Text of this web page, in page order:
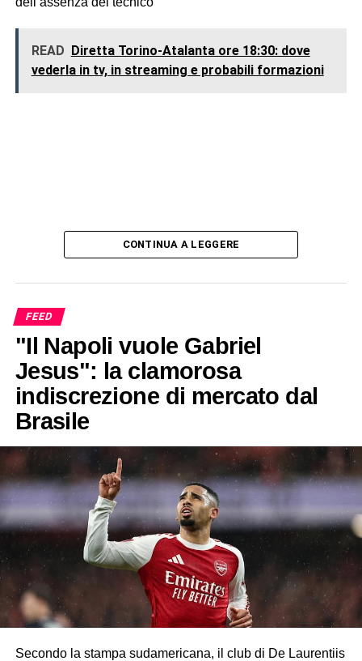
READ Diretta Torino-Atalanta ore 18:30: dove
vederla in tv, in streaming e probabili formazioni
CONTINUA A LEGGERE
FEED
"Il Napoli vuole Gabriel
Jesus": la clamorosa
indiscrezione di mercato dal
Brasile
Secondo la stampa sudamericana, il club di De Laurentiis